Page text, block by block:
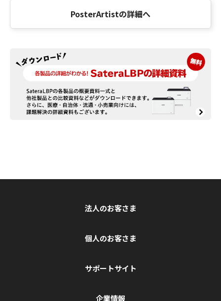
PosterArtistの詳細へ
法人のお客さま
個人のお客さま
サポートサイト
企業情報